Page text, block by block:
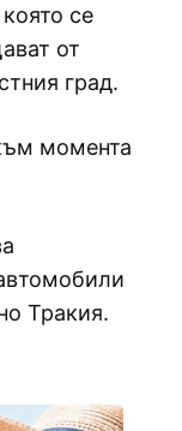
се
от
град.
момента
Тракия.